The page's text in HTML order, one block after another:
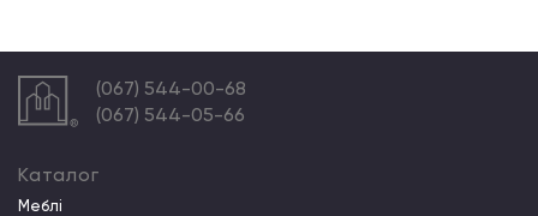
(067) 544-00-68
(067) 544-05-66
Каталог
Меблі